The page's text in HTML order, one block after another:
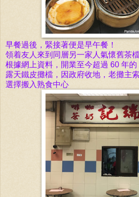
早餐過後 ，緊接著便是早午餐！
領着友人 來到同層另一家人氣懷舊茶
根據網上資料，開業至今超過 60 年的
露天鐵皮攤檔 ，因政府收地，老攤主
選擇搬入熟食中心